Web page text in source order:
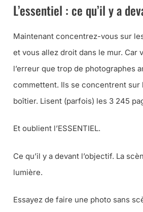
L’essentiel : ce qu’il y a
Maintenant concentrez-vous sur
et vous allez droit dans le mur. Car
l’erreur que trop de photographes
commettent. Ils se concentrent sur
boîtier. Lisent (parfois) les 3 245
Et oublient l’ESSENTIEL.
Ce qu’il y a devant l’objectif. La
lumière.
Essayez de faire une photo sans